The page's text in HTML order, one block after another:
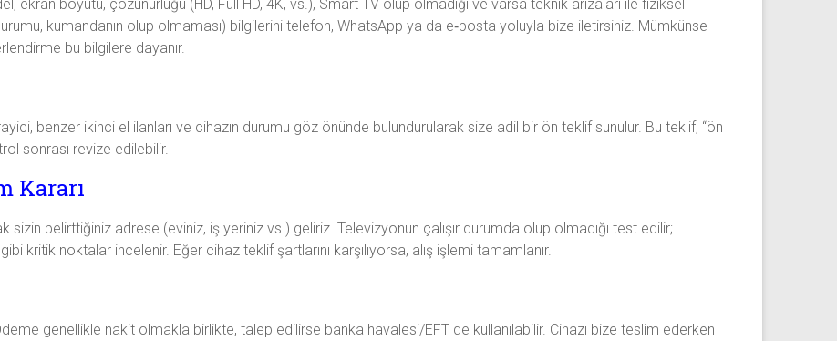
boyutu, çözünürlüğü (HD, Full HD, 4K, vs.), Smart TV olup olmadığı ve varsa teknik arızaları ile fiziksel
durumu, kumandanın olup olmaması) bilgilerini telefon, WhatsApp ya da e‑posta yoluyla bize iletirsiniz. Mümkünse
bu bilgilere dayanır.
benzer ikinci el ilanları ve cihazın durumu göz önünde bulundurularak size adil bir ön teklif sunulur. Bu teklif, “ön
sonrası revize edilebilir.
Kararı
belirttiğiniz adrese (eviniz, iş yeriniz vs.) geliriz. Televizyonun çalışır durumda olup olmadığı test edilir;
kritik noktalar incelenir. Eğer cihaz teklif şartlarını karşılıyorsa, alış işlemi tamamlanır.
genellikle nakit olmakla birlikte, talep edilirse banka havalesi/EFT de kullanılabilir. Cihazı bize teslim ederken